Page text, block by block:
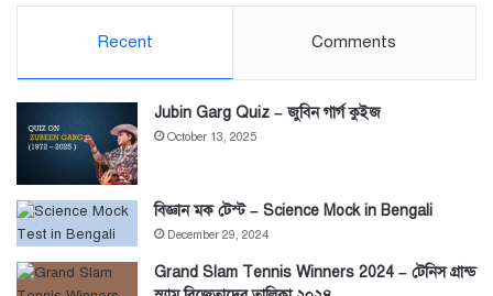
Recent Comments
Jubin Garg Quiz – জুবিন গার্গ কুইজ
October 13, 2025
বিজ্ঞান মক টেস্ট – Science Mock in Bengali
December 29, 2024
Grand Slam Tennis Winners 2024 – টেনিস গ্রান্ড